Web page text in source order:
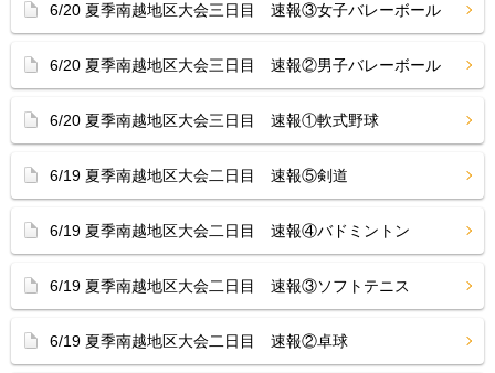
6/20 夏季南越地区大会三日目 速報③女子バレーボール
6/20 夏季南越地区大会三日目 速報②男子バレーボール
6/20 夏季南越地区大会三日目 速報①軟式野球
6/19 夏季南越地区大会二日目 速報⑤剣道
6/19 夏季南越地区大会二日目 速報④バドミントン
6/19 夏季南越地区大会二日目 速報③ソフトテニス
6/19 夏季南越地区大会二日目 速報②卓球